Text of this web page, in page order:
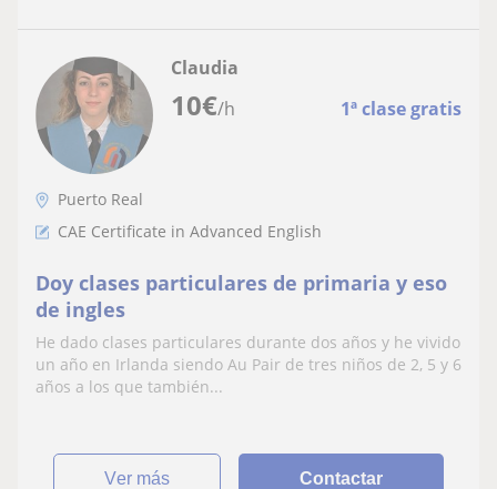
10€/h 1ª clase gratis
Claudia
Puerto Real
CAE Certificate in Advanced English
Doy clases particulares de primaria y eso
de ingles
He dado clases particulares durante dos años y he vivido
un año en Irlanda siendo Au Pair de tres niños de 2, 5 y 6
años a los que también...
ver más Contactar